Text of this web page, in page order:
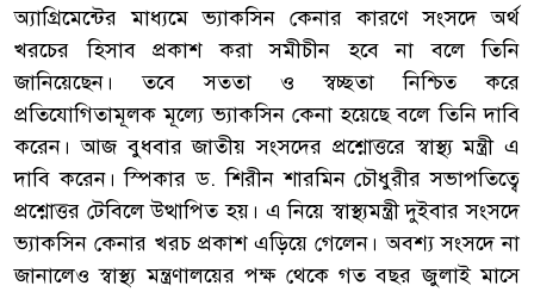
অ্যাগ্রিমেন্টের মাধ্যমে ভ্যাকসিন কেনার কারণে সংসদে অর্থ
খরচের হিসাব প্রকাশ করা সমীচীন হবে না বলে তিনি
জানিয়েছেন। তবে সততা ও স্বচ্ছতা নিশ্চিত করে
প্রতিযোগিতামূলক মূল্যে ভ্যাকসিন কেনা হয়েছে বলে তিনি দাবি
করেন। আজ বুধবার জাতীয় সংসদের প্রশ্নোত্তরে স্বাস্থ্য মন্ত্রী এ
দাবি করেন। স্পিকার ড. শিরীন শারমিন চৌধুরীর সভাপতিত্বে
প্রশ্নোত্তর টেবিলে উত্থাপিত হয়। এ নিয়ে স্বাস্থ্যমন্ত্রী দুইবার সংসদে
ভ্যাকসিন কেনার খরচ প্রকাশ এড়িয়ে গেলেন। অবশ্য সংসদে না
জানালেও স্বাস্থ্য মন্ত্রণালয়ের পক্ষ থেকে গত বছর জুলাই মাসে